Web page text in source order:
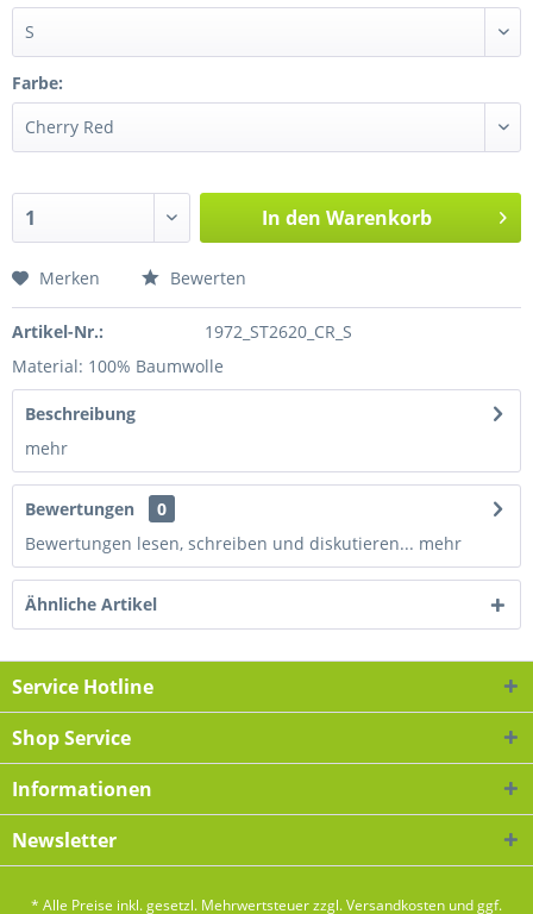
Farbe:
In den Warenkorb
Merken Bewerten
Artikel-Nr.:
1972_ST2620_CR_S
Material: 100% Baumwolle
Beschreibung
mehr
Bewertungen
0
Bewertungen lesen, schreiben und diskutieren... mehr
Ähnliche Artikel
Service Hotline
Shop Service
Informationen
Newsletter
* Alle Preise inkl. gesetzl. Mehrwertsteuer zzgl.Versandkosten und ggf.